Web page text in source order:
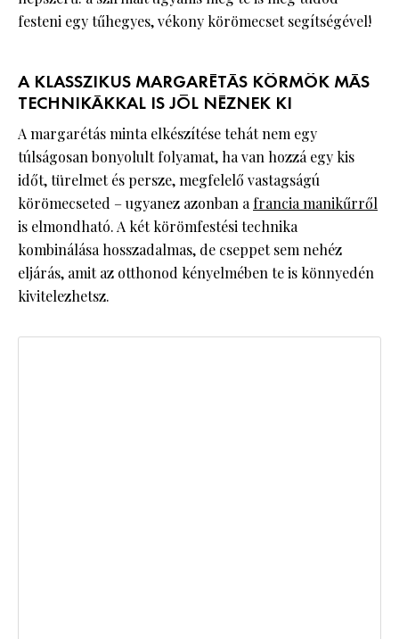
festeni egy tűhegyes, vékony körömecset segítségével!
A KLASSZIKUS MARGARÉTÁS KÖRMÖK MÁS
TECHNIKÁKKAL IS JÓL NÉZNEK KI
A margarétás minta elkészítése tehát nem egy
túlságosan bonyolult folyamat, ha van hozzá egy kis
időt, türelmet és persze, megfelelő vastagságú
körömecseted – ugyanez azonban afrancia manikűrről
is elmondható. A két körömfestési technika
kombinálása hosszadalmas, de cseppet sem nehéz
eljárás, amit az otthonod kényelmében te is könnyedén
kivitelezhetsz.